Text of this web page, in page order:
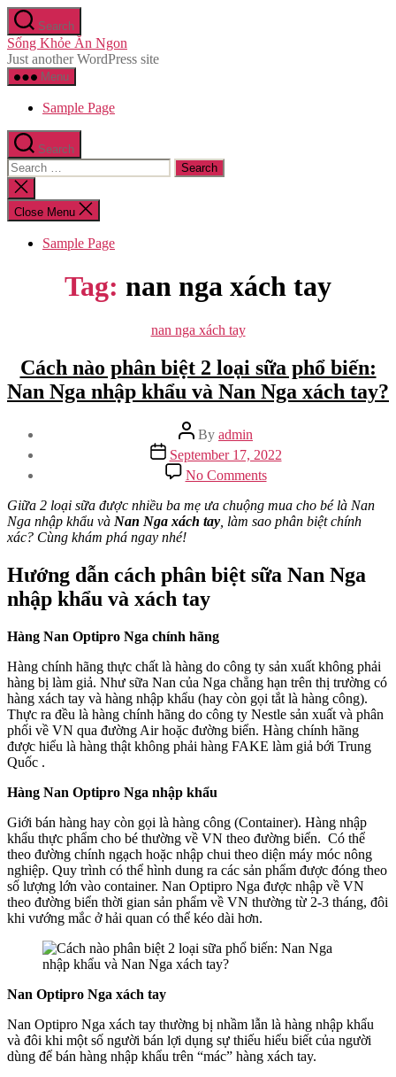
Skip
to
the
content
Search
Sống Khỏe Ăn Ngon
Just another WordPress site
Menu
Sample Page
Search
Search
for:
Close
search
Close Menu
Sample Page
Tag: nan nga xách tay
Categories
nan nga xách tay
Cách nào phân biệt 2 loại sữa phổ biến:
Nan Nga nhập khẩu và Nan Nga xách tay?
Post
author
By admin
Post
date
September 17, 2022
No Commentson
Cách
nào
phân
biệt
loại
sữa
nhập
khẩu
và
Nan
Nga
xách
Giữa 2 loại sữa được nhiều ba mẹ ưa chuộng mua cho bé là Nan
Nga nhập khẩu và Nan Nga xách tay , làm sao phân biệt chính
xác? Cùng khám phá ngay nhé!
Hướng dẫn cách phân biệt sữa Nan Nga
nhập khẩu và xách tay
Hàng Nan Optipro Nga chính hãng
Hàng chính hãng thực chất là hàng do công ty sản xuất không phải
hàng bị làm giả. Như sữa Nan của Nga chẳng hạn trên thị trường có
hàng xách tay và hàng nhập khẩu (hay còn gọi tắt là hàng công).
Thực ra đều là hàng chính hãng do công ty Nestle sản xuất và phân
phối về VN qua đường Air hoặc đường biển. Hàng chính hãng
được hiểu là hàng thật không phải hàng FAKE làm giả bới Trung
Quốc .
Hàng Nan Optipro Nga nhập khẩu
Giới bán hàng hay còn gọi là hàng công (Container). Hàng nhập
khẩu thực phẩm cho bé thường về VN theo đường biển. Có thể
theo đường chính ngạch hoặc nhập chui theo diện máy móc nông
nghiệp. Quy trình có thể hình dung ra các sản phẩm được đóng theo
số lượng lớn vào container. Nan Optipro Nga được nhập về VN
theo đường biển thời gian sản phẩm về VN thường từ 2-3 tháng, đôi
khi vướng mắc ở hải quan có thể kéo dài hơn.
Nan Optipro Nga xách tay
Nan Optipro Nga xách tay thường bị nhầm lẫn là hàng nhập khẩu
và đôi khi một số người bán lợi dụng sự thiếu hiểu biết của người
dùng để bán hàng nhập khẩu trên “mác” hàng xách tay.